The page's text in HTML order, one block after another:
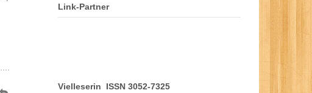
Link-Partner
Vielleserin ISSN 3052-7325